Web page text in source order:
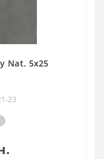
Nat. 5х25
23